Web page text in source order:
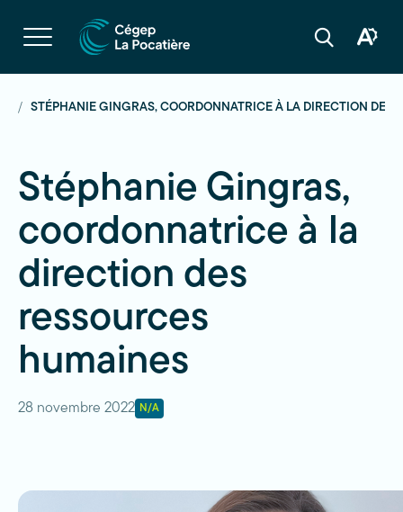
Ouvrir
la
navigation
Ouvrir
Ouvrir
STÉPHANIE GINGRAS, COORDONNATRICE À LA DIRECTION DES
Stéphanie Gingras,
coordonnatrice à la
direction des
ressources
humaines
28 novembre 2022 N/A